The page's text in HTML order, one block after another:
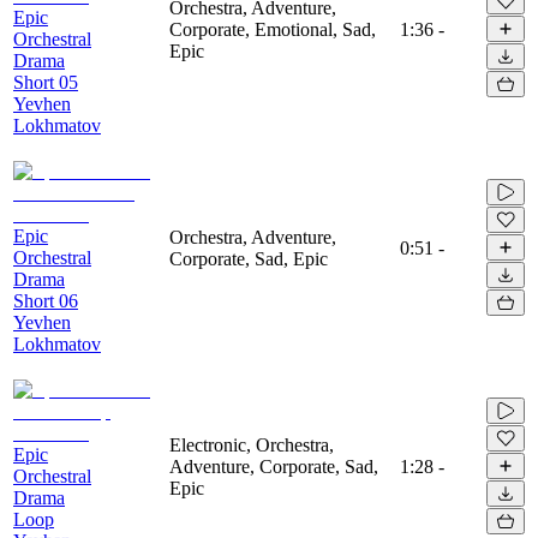
Epic
Orchestral
Drama
Short 05
Yevhen
Lokhmatov
Orchestra, Adventure,
Corporate, Emotional, Sad,
Epic
1:36 -
Epic
Orchestral
Drama
Short 06
Yevhen
Lokhmatov
Orchestra, Adventure,
Corporate, Sad, Epic
0:51 -
Epic
Orchestral
Drama
Loop
Electronic, Orchestra,
Adventure, Corporate, Sad,
Epic
1:28 -